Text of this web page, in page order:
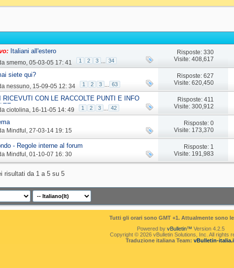
Italiani all'estero
smemo‎, 05-03-05 17: 41 1 2 3 ... 34
Risposte: 330
Visite: 408,617
siete qui?
nessuno‎, 15-09-05 12: 34 1 2 3 ... 63
Risposte: 627
Visite: 620,450
RICEVUTI CON LE RACCOLTE PUNTI E INFO
ciotolina‎, 16-11-05 14: 49 1 2 3 ... 42
Risposte: 411
Visite: 300,912
Mindful ‎, 27-03-14 19: 15
Risposte: 0
Visite: 173,370
- Regole interne al forum
Mindful ‎, 01-10-07 16: 30
Risposte: 1
Visite: 191,983
risultati da 1 a 5 su 5
Tutti gli orari sono GMT +1. Attualmente sono le
Powered by vBulletin™ Version 4.2.5
Copyright © 2026 vBulletin Solutions, Inc. All rights
Traduzione italiana Team: vBulletin-